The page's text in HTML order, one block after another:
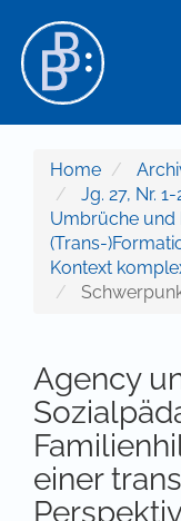
Hauptinhalt
Sidebar
Home
Jg. 27, Nr.
Umbrüche und
(Trans-
Kontext
Agency
einer